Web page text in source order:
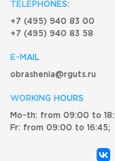
TELEPHONES:
+7 (495) 940 83 00
+7 (495) 940 83 58
E-MAIL
obrashenia@rguts.ru
WORKING HOURS
Mo-th: from 09:00 to
Fr: from 09:00 to 16:45;